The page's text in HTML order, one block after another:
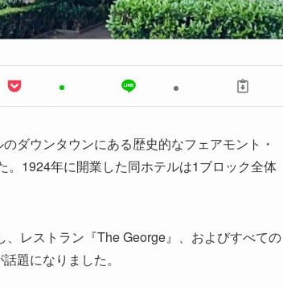
ダウンタウンにある歴史的なフェアモント・
。1924年に開業した同ホテルは1ブロック全体
レストラン『The George』、およびすべての
題になりました。